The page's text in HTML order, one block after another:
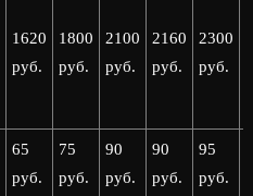
1620
руб.
1800
руб.
2100
руб.
2160
руб.
2300
руб.
65
руб.
75
руб.
90
руб.
90
руб.
95
руб.